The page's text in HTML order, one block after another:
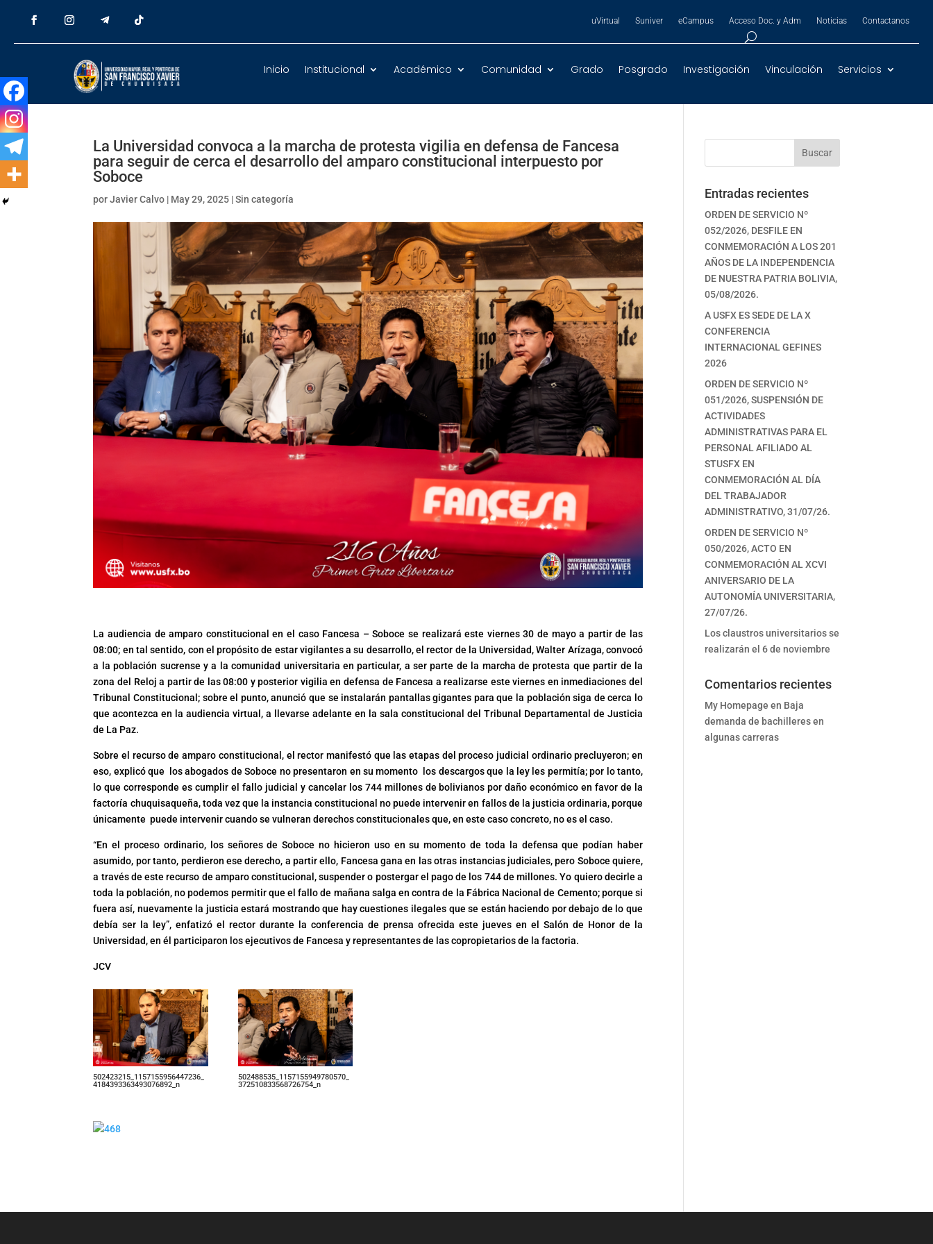
uVirtual Suniver eCampus Acceso Doc. y Adm Noticias Contactanos
Inicio Institucional Académico Comunidad Grado Posgrado Investigación Vinculación Servicios
La Universidad convoca a la marcha de protesta vigilia en defensa de Fancesa
para seguir de cerca el desarrollo del amparo constitucional interpuesto por
Soboce
porJavier Calvo | May 29, 2025 |Sin categoría
La audiencia de amparo constitucional en el caso Fancesa – Soboce se realizará este viernes 30 de mayo a partir de las
08:00; en tal sentido, con el propósito de estar vigilantes a su desarrollo, el rector de la Universidad, Walter Arízaga, convocó
a la población sucrense y a la comunidad universitaria en particular, a ser parte de la marcha de protesta que partir de la
zona del Reloj a partir de las 08:00 y posterior vigilia en defensa de Fancesa a realizarse este viernes en inmediaciones del
Tribunal Constitucional; sobre el punto, anunció que se instalarán pantallas gigantes para que la población siga de cerca lo
que acontezca en la audiencia virtual, a llevarse adelante en la sala constitucional del Tribunal Departamental de Justicia
de La Paz.
Sobre el recurso de amparo constitucional, el rector manifestó que las etapas del proceso judicial ordinario precluyeron; en
eso, explicó que los abogados de Soboce no presentaron en su momento los descargos que la ley les permitía; por lo tanto,
lo que corresponde es cumplir el fallo judicial y cancelar los 744 millones de bolivianos por daño económico en favor de la
factoría chuquisaqueña, toda vez que la instancia constitucional no puede intervenir en fallos de la justicia ordinaria, porque
únicamente puede intervenir cuando se vulneran derechos constitucionales que, en este caso concreto, no es el caso.
“En el proceso ordinario, los señores de Soboce no hicieron uso en su momento de toda la defensa que podían haber
asumido, por tanto, perdieron ese derecho, a partir ello, Fancesa gana en las otras instancias judiciales, pero Soboce quiere,
a través de este recurso de amparo constitucional, suspender o postergar el pago de los 744 de millones. Yo quiero decirle a
toda la población, no podemos permitir que el fallo de mañana salga en contra de la Fábrica Nacional de Cemento; porque si
fuera así, nuevamente la justicia estará mostrando que hay cuestiones ilegales que se están haciendo por debajo de lo que
debía ser la ley”, enfatizó el rector durante la conferencia de prensa ofrecida este jueves en el Salón de Honor de la
Universidad, en él participaron los ejecutivos de Fancesa y representantes de las copropietarios de la factoria.
JCV
502423215_1157155956447236_
4184393363493076892_n
502488535_1157155949780570_
372510833568726754_n
Buscar
Entradas recientes
ORDEN DE SERVICIO Nº
052/2026, DESFILE EN
CONMEMORACIÓN A LOS 201
AÑOS DE LA INDEPENDENCIA
DE NUESTRA PATRIA BOLIVIA,
05/08/2026.
A USFX ES SEDE DE LA X
CONFERENCIA
INTERNACIONAL GEFINES
2026
ORDEN DE SERVICIO Nº
051/2026, SUSPENSIÓN DE
ACTIVIDADES
ADMINISTRATIVAS PARA EL
PERSONAL AFILIADO AL
STUSFX EN
CONMEMORACIÓN AL DÍA
DEL TRABAJADOR
ADMINISTRATIVO, 31/07/26.
ORDEN DE SERVICIO Nº
050/2026, ACTO EN
CONMEMORACIÓN AL XCVI
ANIVERSARIO DE LA
AUTONOMÍA UNIVERSITARIA,
27/07/26.
Los claustros universitarios se
realizarán el 6 de noviembre
Comentarios recientes
My Homepage en Baja
demanda de bachilleres en
algunas carreras